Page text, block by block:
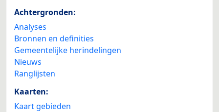
Achtergronden:
Analyses
Bronnen en definities
Gemeentelijke herindelingen
Nieuws
Ranglijsten
Kaarten:
Kaart gebieden